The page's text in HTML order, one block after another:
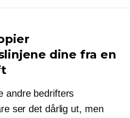
dine fra en
andre bedrifters
ser det dårlig ut, men